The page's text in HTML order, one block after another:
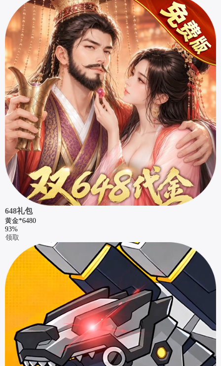
648礼包
黄金*6480
93%
领取